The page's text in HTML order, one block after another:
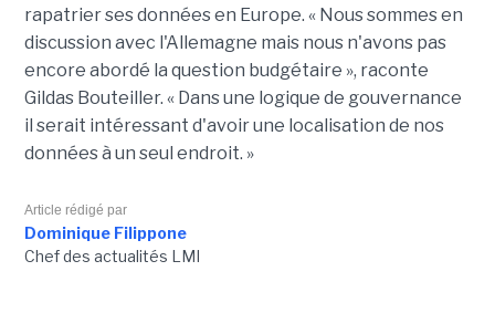
rapatrier ses données en Europe. « Nous sommes en
discussion avec l'Allemagne mais nous n'avons pas
encore abordé la question budgétaire », raconte
Gildas Bouteiller. « Dans une logique de gouvernance
il serait intéressant d'avoir une localisation de nos
données à un seul endroit. »
Article rédigé par
Dominique Filippone
Chef des actualités LMI